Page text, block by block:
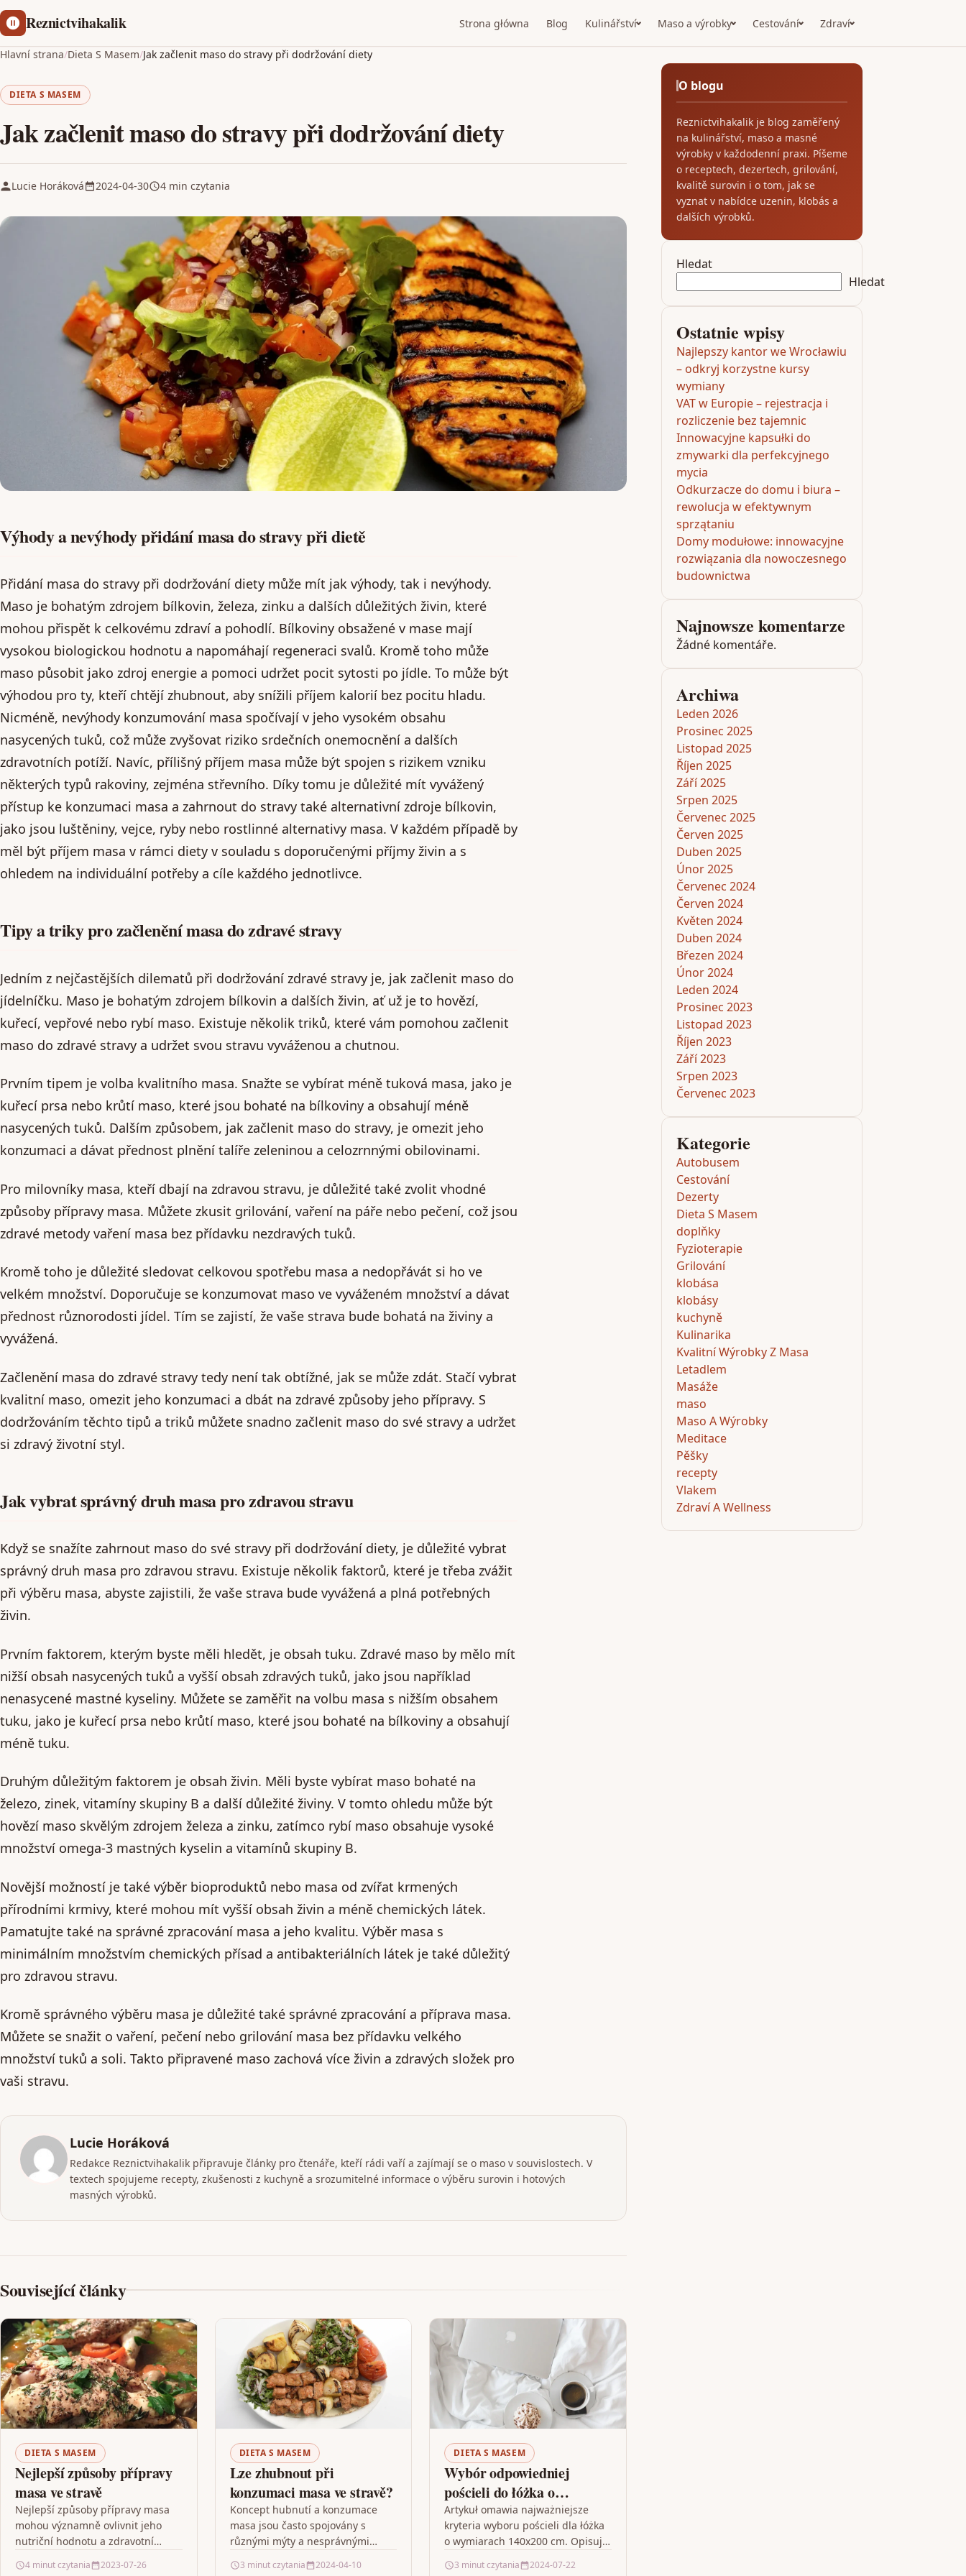
Reznictvihakalik Strona główna Blog Kulinářství Maso a výrobky Cestování Zdraví
Hlavní strana/Dieta S Masem/Jak začlenit maso do stravy při dodržování diety
DIETA S MASEM
Jak začlenit maso do stravy při dodržování diety
Lucie Horáková 2024-04-30 4 min czytania
Výhody a nevýhody přidání masa do stravy při dietě
Přidání masa do stravy při dodržování diety může mít jak výhody, tak i nevýhody.
Maso je bohatým zdrojem bílkovin, železa, zinku a dalších důležitých živin, které
mohou přispět k celkovému zdraví a pohodlí. Bílkoviny obsažené v mase mají
vysokou biologickou hodnotu a napomáhají regeneraci svalů. Kromě toho může
maso působit jako zdroj energie a pomoci udržet pocit sytosti po jídle. To může být
výhodou pro ty, kteří chtějí zhubnout, aby snížili příjem kalorií bez pocitu hladu.
Nicméně, nevýhody konzumování masa spočívají v jeho vysokém obsahu
nasycených tuků, což může zvyšovat riziko srdečních onemocnění a dalších
zdravotních potíží. Navíc, přílišný příjem masa může být spojen s rizikem vzniku
některých typů rakoviny, zejména střevního. Díky tomu je důležité mít vyvážený
přístup ke konzumaci masa a zahrnout do stravy také alternativní zdroje bílkovin,
jako jsou luštěniny, vejce, ryby nebo rostlinné alternativy masa. V každém případě by
měl být příjem masa v rámci diety v souladu s doporučenými příjmy živin a s
ohledem na individuální potřeby a cíle každého jednotlivce.
Tipy a triky pro začlenění masa do zdravé stravy
Jedním z nejčastějších dilematů při dodržování zdravé stravy je, jak začlenit maso do
jídelníčku. Maso je bohatým zdrojem bílkovin a dalších živin, ať už je to hovězí,
kuřecí, vepřové nebo rybí maso. Existuje několik triků, které vám pomohou začlenit
maso do zdravé stravy a udržet svou stravu vyváženou a chutnou.
Prvním tipem je volba kvalitního masa. Snažte se vybírat méně tuková masa, jako je
kuřecí prsa nebo krůtí maso, které jsou bohaté na bílkoviny a obsahují méně
nasycených tuků. Dalším způsobem, jak začlenit maso do stravy, je omezit jeho
konzumaci a dávat přednost plnění talíře zeleninou a celozrnnými obilovinami.
Pro milovníky masa, kteří dbají na zdravou stravu, je důležité také zvolit vhodné
způsoby přípravy masa. Můžete zkusit grilování, vaření na páře nebo pečení, což jsou
zdravé metody vaření masa bez přídavku nezdravých tuků.
Kromě toho je důležité sledovat celkovou spotřebu masa a nedopřávát si ho ve
velkém množství. Doporučuje se konzumovat maso ve vyváženém množství a dávat
přednost různorodosti jídel. Tím se zajistí, že vaše strava bude bohatá na živiny a
vyvážená.
Začlenění masa do zdravé stravy tedy není tak obtížné, jak se může zdát. Stačí vybrat
kvalitní maso, omezit jeho konzumaci a dbát na zdravé způsoby jeho přípravy. S
dodržováním těchto tipů a triků můžete snadno začlenit maso do své stravy a udržet
si zdravý životní styl.
Jak vybrat správný druh masa pro zdravou stravu
Když se snažíte zahrnout maso do své stravy při dodržování diety, je důležité vybrat
správný druh masa pro zdravou stravu. Existuje několik faktorů, které je třeba zvážit
při výběru masa, abyste zajistili, že vaše strava bude vyvážená a plná potřebných
živin.
Prvním faktorem, kterým byste měli hledět, je obsah tuku. Zdravé maso by mělo mít
nižší obsah nasycených tuků a vyšší obsah zdravých tuků, jako jsou například
nenasycené mastné kyseliny. Můžete se zaměřit na volbu masa s nižším obsahem
tuku, jako je kuřecí prsa nebo krůtí maso, které jsou bohaté na bílkoviny a obsahují
méně tuku.
Druhým důležitým faktorem je obsah živin. Měli byste vybírat maso bohaté na
železo, zinek, vitamíny skupiny B a další důležité živiny. V tomto ohledu může být
hovězí maso skvělým zdrojem železa a zinku, zatímco rybí maso obsahuje vysoké
množství omega-3 mastných kyselin a vitamínů skupiny B.
Novější možností je také výběr bioproduktů nebo masa od zvířat krmených
přírodními krmivy, které mohou mít vyšší obsah živin a méně chemických látek.
Pamatujte také na správné zpracování masa a jeho kvalitu. Výběr masa s
minimálním množstvím chemických přísad a antibakteriálních látek je také důležitý
pro zdravou stravu.
Kromě správného výběru masa je důležité také správné zpracování a příprava masa.
Můžete se snažit o vaření, pečení nebo grilování masa bez přídavku velkého
množství tuků a soli. Takto připravené maso zachová více živin a zdravých složek pro
vaši stravu.
Lucie Horáková
Redakce Reznictvihakalik připravuje články pro čtenáře, kteří rádi vaří a zajímají se o maso v souvislostech. V
textech spojujeme recepty, zkušenosti z kuchyně a srozumitelné informace o výběru surovin i hotových
masných výrobků.
Související články
DIETA S MASEM
Nejlepší způsoby přípravy
masa ve stravě
Nejlepší způsoby přípravy masa
mohou významně ovlivnit jeho
nutriční hodnotu a zdravotní
metody přípravy masa, které
4 minut czytania 2023-07-26
DIETA S MASEM
Lze zhubnout při
konzumaci masa ve stravě?
Koncept hubnutí a konzumace
masa jsou často spojovány s
různými mýty a nesprávnými
se na výhody a nevýhody
3 minut czytania 2024-04-10
DIETA S MASEM
Wybór odpowiedniej
pościeli do łóżka o
wymiarach 140×200 cm
Artykuł omawia najważniejsze
kryteria wyboru pościeli dla łóżka
o wymiarach 140x200 cm. Opisuje,
uwagę przy wyborze
3 minut czytania 2024-07-22
O blogu
Reznictvihakalik je blog zaměřený
na kulinářství, maso a masné
výrobky v každodenní praxi. Píšeme
o receptech, dezertech, grilování,
kvalitě surovin i o tom, jak se
vyznat v nabídce uzenin, klobás a
dalších výrobků.
Hledat
Hledat
Ostatnie wpisy
Najlepszy kantor we Wrocławiu
– odkryj korzystne kursy
wymiany
VAT w Europie – rejestracja i
rozliczenie bez tajemnic
Innowacyjne kapsułki do
zmywarki dla perfekcyjnego
mycia
Odkurzacze do domu i biura –
rewolucja w efektywnym
sprzątaniu
Domy modułowe: innowacyjne
rozwiązania dla nowoczesnego
budownictwa
Najnowsze komentarze
Žádné komentáře.
Archiwa
Leden 2026
Prosinec 2025
Listopad 2025
Říjen 2025
Září 2025
Srpen 2025
Červenec 2025
Červen 2025
Duben 2025
Únor 2025
Červenec 2024
Červen 2024
Květen 2024
Duben 2024
Březen 2024
Únor 2024
Leden 2024
Prosinec 2023
Listopad 2023
Říjen 2023
Září 2023
Srpen 2023
Červenec 2023
Kategorie
Autobusem
Cestování
Dezerty
Dieta S Masem
doplňky
Fyzioterapie
Grilování
klobása
klobásy
kuchyně
Kulinarika
Kvalitní Wýrobky Z Masa
Letadlem
Masáže
maso
Maso A Wýrobky
Meditace
Pěšky
recepty
Vlakem
Zdraví A Wellness